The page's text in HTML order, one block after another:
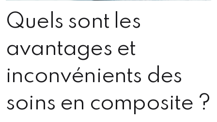
Quels sont les
avantages et
inconvénients des
soins en composite ?